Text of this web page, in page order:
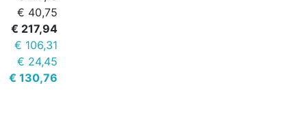
€ 40,75
€ 217,94
€ 106,31
€ 24,45
€ 130,76